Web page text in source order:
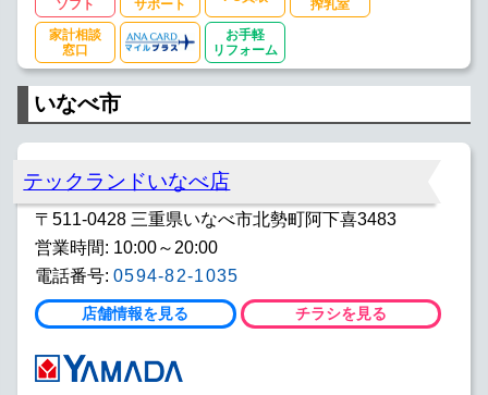
ソフト
サポート
搾乳室
家計相談
窓口
お手軽
リフォーム
いなべ市
テックランドいなべ店
〒511-0428 三重県いなべ市北勢町阿下喜3483
営業時間: 10:00～20:00
電話番号: 0594-82-1035
店舗情報を見る チラシを見る